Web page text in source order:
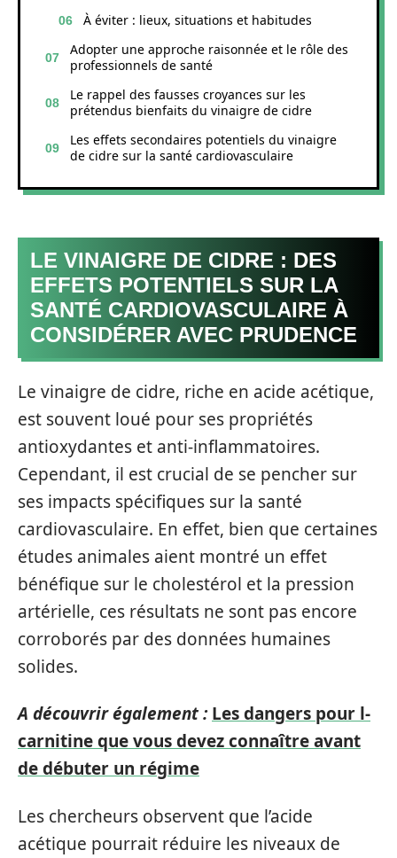
À éviter : lieux, situations et habitudes
Adopter une approche raisonnée et le rôle des
professionnels de santé
Le rappel des fausses croyances sur les
prétendus bienfaits du vinaigre de cidre
Les effets secondaires potentiels du vinaigre
de cidre sur la santé cardiovasculaire
LE VINAIGRE DE CIDRE : DES
EFFETS POTENTIELS SUR LA
SANTÉ CARDIOVASCULAIRE À
CONSIDÉRER AVEC PRUDENCE
Le vinaigre de cidre, riche en acide acétique,
est souvent loué pour ses propriétés
antioxydantes et anti-inflammatoires.
Cependant, il est crucial de se pencher sur
ses impacts spécifiques sur la santé
cardiovasculaire. En effet, bien que certaines
études animales aient montré un effet
bénéfique sur le cholestérol et la pression
artérielle, ces résultats ne sont pas encore
corroborés par des données humaines
solides.
A découvrir également : Les dangers pour l-
carnitine que vous devez connaître avant
de débuter un régime
Les chercheurs observent que l’acide
acétique pourrait réduire les niveaux de